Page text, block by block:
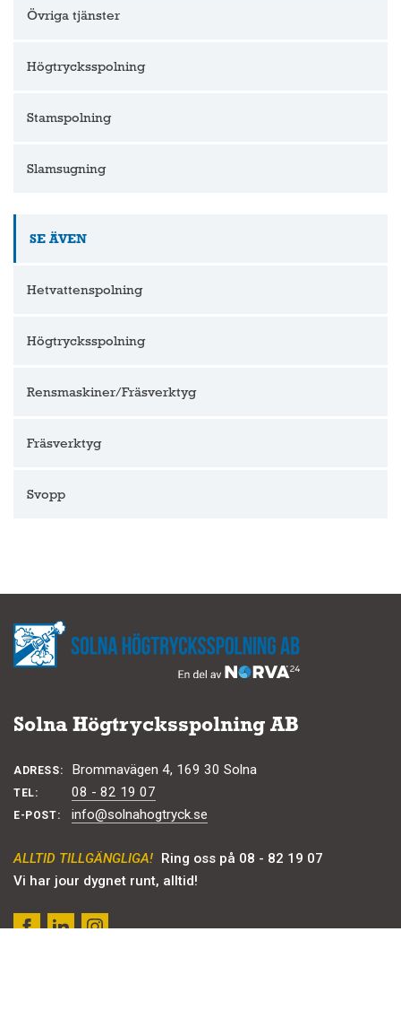
Övriga tjänster
Högtrycksspolning
Stamspolning
Slamsugning
SE ÄVEN
Hetvattenspolning
Högtrycksspolning
Rensmaskiner/Fräsverktyg
Fräsverktyg
Svopp
Solna Högtrycksspolning AB
ADRESS: Brommavägen 4, 169 30 Solna
TEL: 08 - 82 19 07
E-POST: info@solnahogtryck.se
ALLTID TILLGÄNGLIGA! Ring oss på 08 - 82 19 07
Vi har jour dygnet runt, alltid!